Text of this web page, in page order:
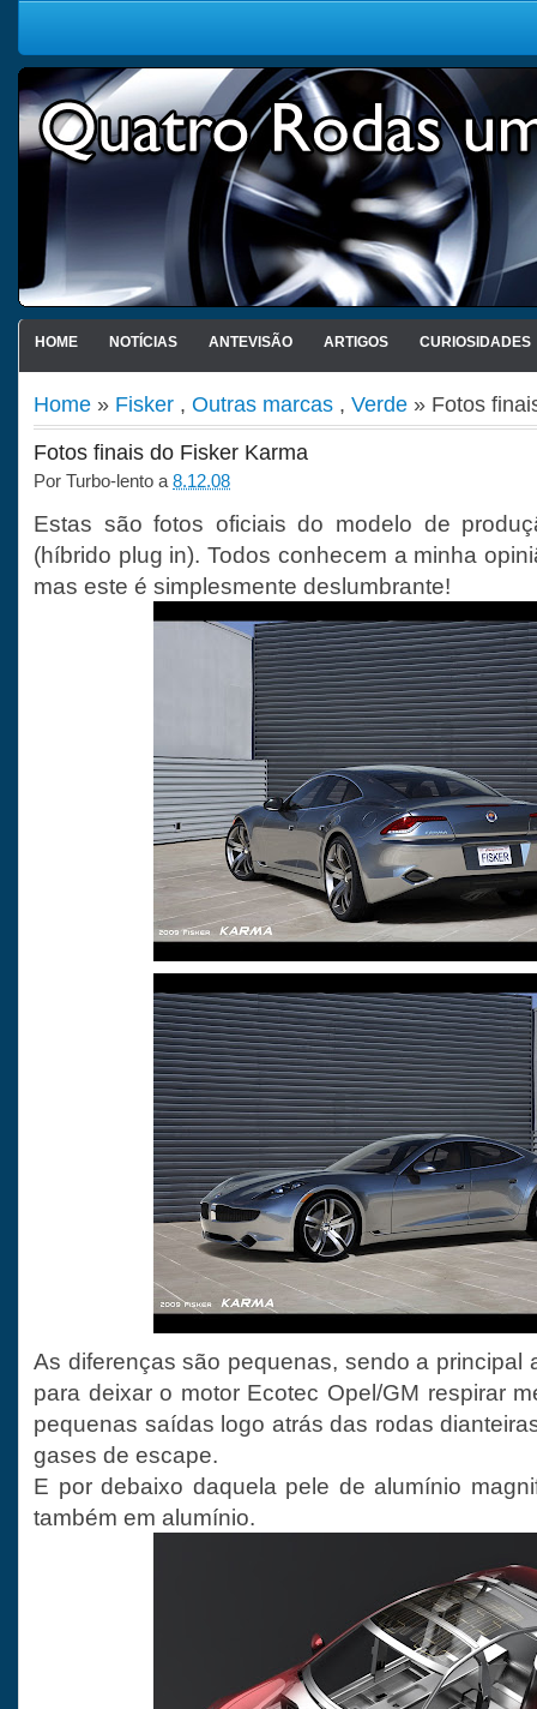
HOME NOTÍCIAS ANTEVISÃO ARTIGOS CURIOSIDADES
Home » Fisker , Outras marcas , Verde » Fotos
Fotos finais do Fisker Karma
Por Turbo-lento a 8.12.08
Estas são fotos oficiais do modelo de
(híbrido plug in). Todos conhecem a minha
mas este é simplesmente deslumbrante!
As diferenças são pequenas, sendo a principal
para deixar o motor Ecotec Opel/GM respirar
pequenas saídas logo atrás das rodas
gases de escape.
E por debaixo daquela pele de alumínio
também em alumínio.